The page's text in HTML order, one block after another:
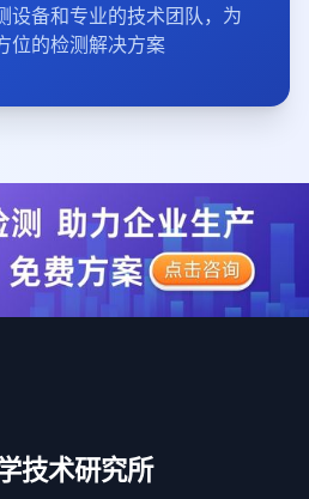
设备和专业的技术团队，为
位的检测解决方案
技术研究所